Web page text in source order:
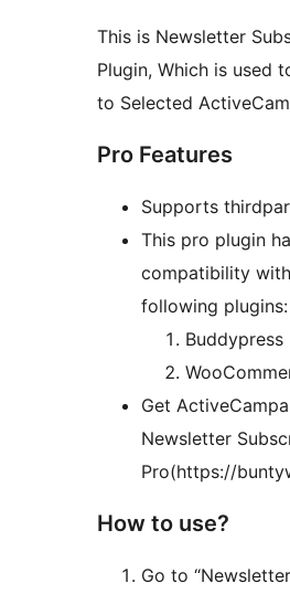
This is Newsletter
Plugin, Which is used
to Selected
Pro Features
Supports
This pro plugin
compatibility
following plugins:
Buddypress
Get
Newsletter
Pro(https://
How to use?
Go to “Newsletter